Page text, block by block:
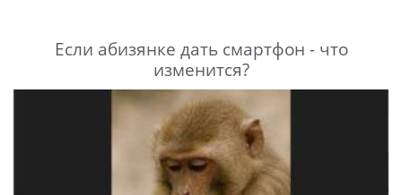
Если абизянке дать смартфон - что
изменится?